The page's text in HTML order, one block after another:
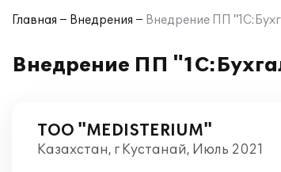
Главная Внедрения Внедрение ПП
Внедрение ПП
ТОО "MEDISTERIUM"
Казахстан, г Кустанай, Июль 2021